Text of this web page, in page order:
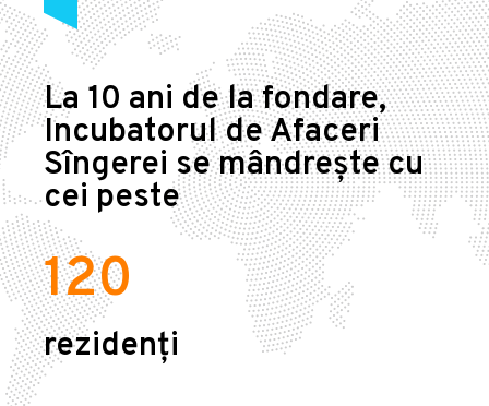
La 10 ani de la fondare,
Incubatorul de Afaceri
Sîngerei se mândrește cu
cei peste
120
rezidenți